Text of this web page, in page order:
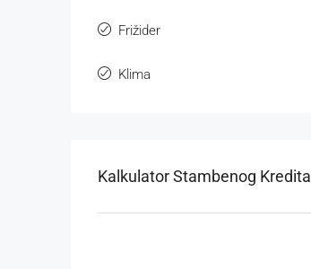
Frižider
Klima
Kalkulator Stambenog Kredita